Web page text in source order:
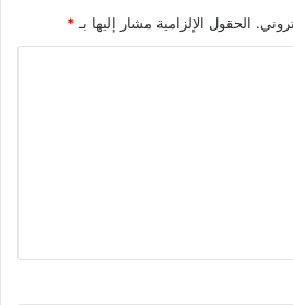
الحقول الإلزامية مشار إليها بـ*